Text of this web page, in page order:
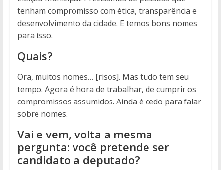
tenham compromisso com ética, transparência e
desenvolvimento da cidade. E temos bons nomes
para isso.
Quais?
Ora, muitos nomes… [risos]. Mas tudo tem seu
tempo. Agora é hora de trabalhar, de cumprir os
compromissos assumidos. Ainda é cedo para falar
sobre nomes.
Vai e vem, volta a mesma
pergunta: você pretende ser
candidato a deputado?